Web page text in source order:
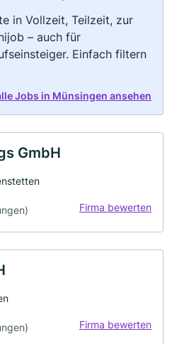
in Vollzeit, Teilzeit, zur
– auch für
Einfach filtern
Jobs in Münsingen ansehen
GmbH
Firma bewerten
Firma bewerten